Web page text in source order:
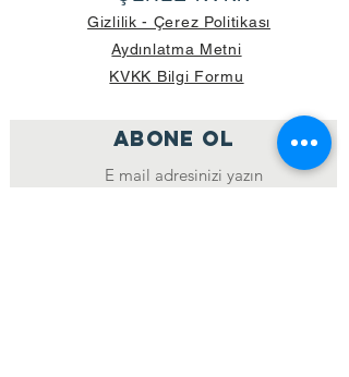
Gizlilik - Çerez Politikası
Aydınlatma Metni
KVKK Bilgi Formu
ABONE OL